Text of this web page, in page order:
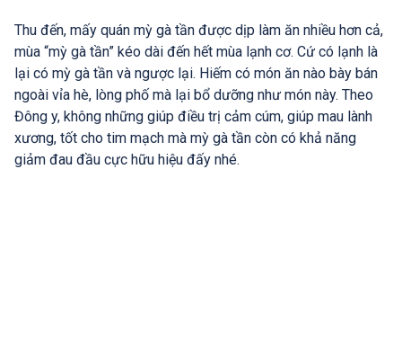
Thu đến, mấy quán mỳ gà tần được dịp làm ăn nhiều hơn cả,
mùa “mỳ gà tần” kéo dài đến hết mùa lạnh cơ. Cứ có lạnh là
lại có mỳ gà tần và ngược lại. Hiếm có món ăn nào bày bán
ngoài vỉa hè, lòng phố mà lại bổ dưỡng như món này. Theo
Đông y, không những giúp điều trị cảm cúm, giúp mau lành
xương, tốt cho tim mạch mà mỳ gà tần còn có khả năng
giảm đau đầu cực hữu hiệu đấy nhé.